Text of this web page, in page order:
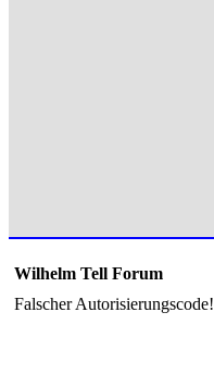
Wilhelm Tell Forum
Falscher